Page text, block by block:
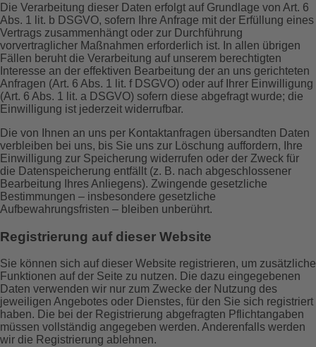
Die Verarbeitung dieser Daten erfolgt auf Grundlage von Art. 6
Abs. 1 lit. b DSGVO, sofern Ihre Anfrage mit der Erfüllung eines
Vertrags zusammenhängt oder zur Durchführung
vorvertraglicher Maßnahmen erforderlich ist. In allen übrigen
Fällen beruht die Verarbeitung auf unserem berechtigten
Interesse an der effektiven Bearbeitung der an uns gerichteten
Anfragen (Art. 6 Abs. 1 lit. f DSGVO) oder auf Ihrer Einwilligung
(Art. 6 Abs. 1 lit. a DSGVO) sofern diese abgefragt wurde; die
Einwilligung ist jederzeit widerrufbar.
Die von Ihnen an uns per Kontaktanfragen übersandten Daten
verbleiben bei uns, bis Sie uns zur Löschung auffordern, Ihre
Einwilligung zur Speicherung widerrufen oder der Zweck für
die Datenspeicherung entfällt (z. B. nach abgeschlossener
Bearbeitung Ihres Anliegens). Zwingende gesetzliche
Bestimmungen – insbesondere gesetzliche
Aufbewahrungsfristen – bleiben unberührt.
Registrierung auf dieser Website
Sie können sich auf dieser Website registrieren, um zusätzliche
Funktionen auf der Seite zu nutzen. Die dazu eingegebenen
Daten verwenden wir nur zum Zwecke der Nutzung des
jeweiligen Angebotes oder Dienstes, für den Sie sich registriert
haben. Die bei der Registrierung abgefragten Pflichtangaben
müssen vollständig angegeben werden. Anderenfalls werden
wir die Registrierung ablehnen.